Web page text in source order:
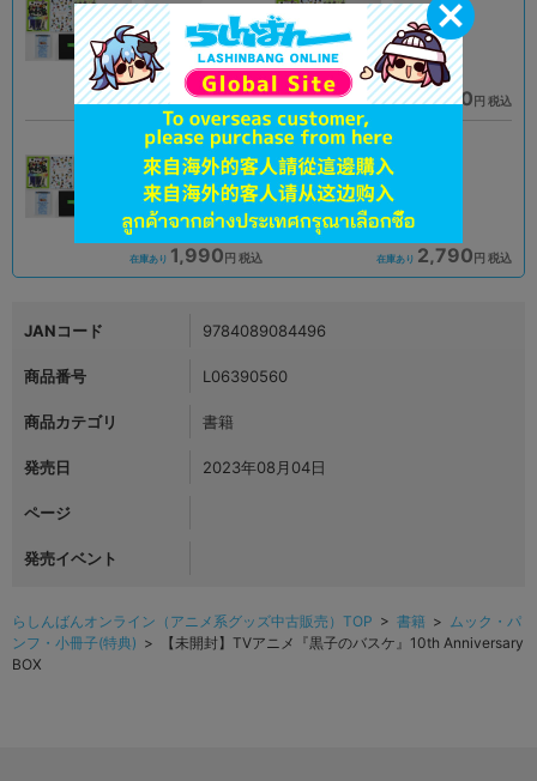
岡山店
在庫あり 1,990円 税込
大阪日本橋店
在庫あり 1,990円 税込
状態 :B
小倉店
在庫あり 1,990円 税込 在庫あり 2,790円 税込
JANコード 9784089084496
商品番号 L06390560
商品カテゴリ 書籍
発売日 2023年08月04日
ページ
発売イベント
らしんばんオンライン（アニメ系グッズ中古販売）TOP > 書籍 > ムック・パ
ンフ・小冊子(特典) > 【未開封】TVアニメ『黒子のバスケ』10th Anniversary
BOX